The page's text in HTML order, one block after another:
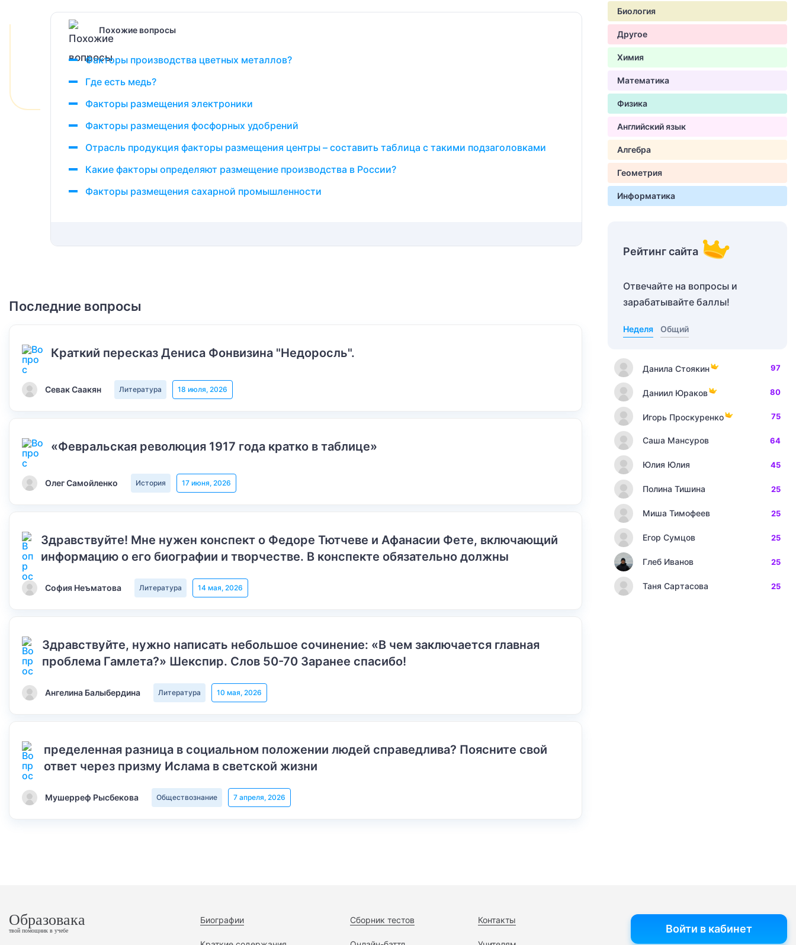
Похожие вопросы
Факторы производства цветных металлов?
Где есть медь?
Факторы размещения электроники
Факторы размещения фосфорных удобрений
Отрасль продукция факторы размещения центры – составить таблица с такими подзаголовками
Какие факторы определяют размещение производства в России?
Факторы размещения сахарной промышленности
Последние вопросы
Краткий пересказ Дениса Фонвизина "Недоросль".
Севак Саакян Литература 18 июля, 2026
«Февральская революция 1917 года кратко в таблице»
Олег Самойленко История 17 июня, 2026
Здравствуйте! Мне нужен конспект о Федоре Тютчеве и Афанасии Фете, включающий
информацию о его биографии и творчестве. В конспекте обязательно должны
София Неъматова Литература 14 мая, 2026
Здравствуйте, нужно написать небольшое сочинение: «В чем заключается главная
проблема Гамлета?» Шекспир. Слов 50-70 Заранее спасибо!
Ангелина Балыбердина Литература 10 мая, 2026
пределенная разница в социальном положении людей справедлива? Поясните свой
ответ через призму Ислама в светской жизни
Мушерреф Рысбекова Обществознание 7 апреля, 2026
Биология
Другое
Химия
Математика
Физика
Английский язык
Алгебра
Геометрия
Информатика
Рейтинг сайта
Отвечайте на вопросы и
зарабатывайте баллы!
Неделя Общий
Данила Стоякин 97
Даниил Юраков 80
Игорь Проскуренко 75
Саша Мансуров 64
Юлия Юлия 45
Полина Тишина 25
Миша Тимофеев 25
Егор Сумцов 25
Глеб Иванов 25
Таня Сартасова 25
Образовака
твой помощник в учебе
Биографии Сборник тестов Контакты
Войти в кабинет